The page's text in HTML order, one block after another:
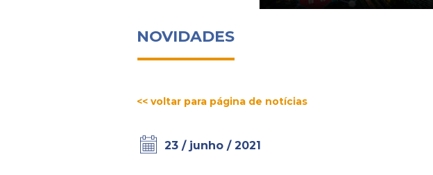
NOVIDADES
<< voltar para página de notícias
23 / junho / 2021